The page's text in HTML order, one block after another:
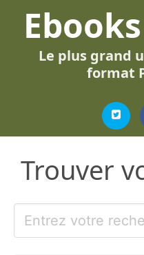
Le plus grand
format
Trouver